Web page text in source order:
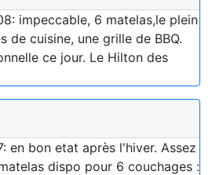
impeccable, 6 matelas,le plein
de cuisine, une grille de BBQ.
ce jour. Le Hilton des
en bon etat après l'hiver. Assez
dispo pour 6 couchages :